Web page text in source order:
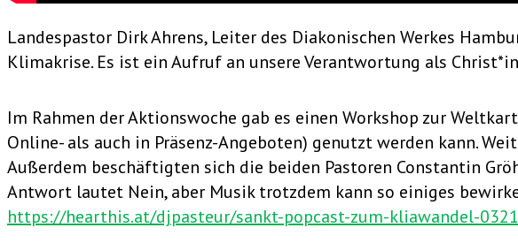
Landespastor Dirk Ahrens, Leiter des Diakonischen Werkes
Klimakrise. Es ist ein Aufruf an unsere Verantwortung als
Im Rahmen der Aktionswoche gab es einen Workshop zur
Online- als auch in Präsenz-Angeboten) genutzt werden kann.
Außerdem beschäftigten sich die beiden Pastoren Constantin
Antwort lautet Nein, aber Musik trotzdem kann so einiges
https://hearthis.at/djpasteur/sankt-popcast-zum-kliawandel-